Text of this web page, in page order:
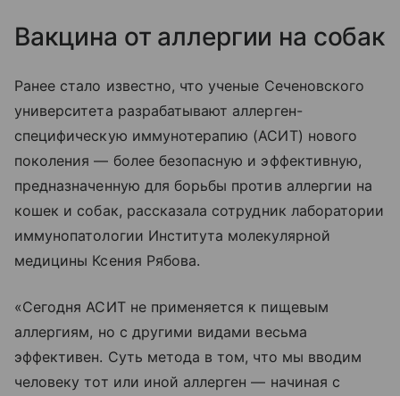
Вакцина от аллергии на собак
Ранее стало известно, что ученые Сеченовского
университета разрабатывают аллерген-
специфическую иммунотерапию (АСИТ) нового
поколения — более безопасную и эффективную,
предназначенную для борьбы против аллергии на
кошек и собак, рассказала сотрудник лаборатории
иммунопатологии Института молекулярной
медицины Ксения Рябова.
«Сегодня АСИТ не применяется к пищевым
аллергиям, но с другими видами весьма
эффективен. Суть метода в том, что мы вводим
человеку тот или иной аллерген — начиная с